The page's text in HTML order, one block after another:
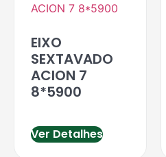
EIXO
SEXTAVADO
ACION 7
8*5900
Ver Detalhes